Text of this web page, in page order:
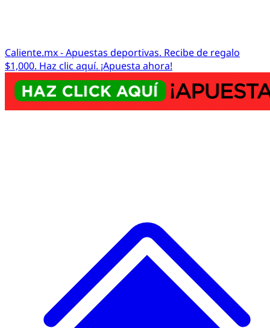
Caliente.mx - Apuestas deportivas. Recibe de regalo
$1,000. Haz clic aquí. ¡Apuesta ahora!